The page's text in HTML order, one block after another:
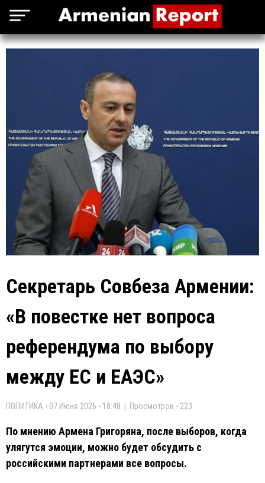
Секретарь Совбеза Армении:
«В повестке нет вопроса
референдума по выбору
между ЕС и ЕАЭС»
ПОЛИТИКА - 07 Июня 2026 - 18:48 | Просмотров - 223
По мнению Армена Григоряна, после выборов, когда
улягутся эмоции, можно будет обсудить с
российскими партнерами все вопросы.